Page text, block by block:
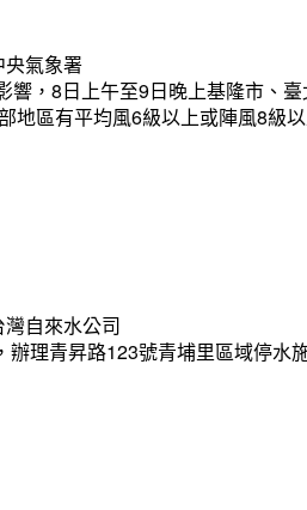
氣象署
響，8日上午至9日晚上基隆市、
地區有平均風6級以上或陣風8級
自來水公司
辦理青昇路123號青埔里區域停水